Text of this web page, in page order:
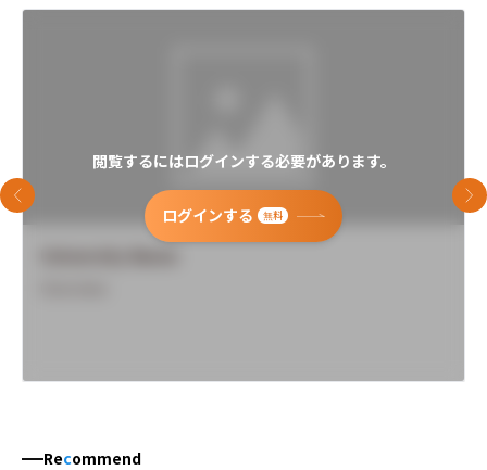
閲覧するにはログインする必要があります。
ログインする 無料
前のスライド 次
Recommend